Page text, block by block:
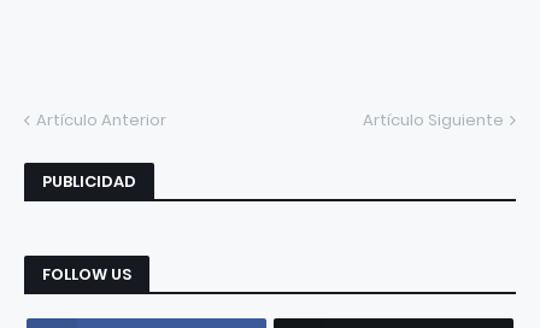
Artículo Anterior Artículo Siguiente
PUBLICIDAD
FOLLOW US